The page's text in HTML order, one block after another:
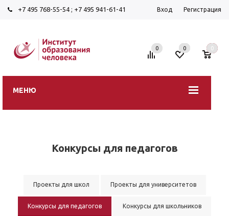
+7 495 768-55-54 ; +7 495 941-61-41 Вход Регистрация
МЕНЮ
0 0 0
Конкурсы для педагогов
Проекты для школ Проекты для университетов
Конкурсы для педагогов Конкурсы для школьников